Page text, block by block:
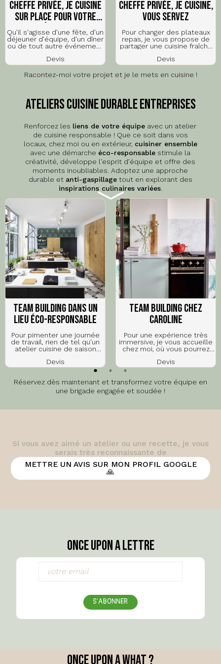
Cheffe privée, je cuisine
sur place pour votre
équipe
Qu'il s'agisse d'une fête, d'un
déjeuner d'équipe, d'un dîner
ou de tout autre événement
m'occupe de tout ! Profitez
de mon expertise culinaire
directement sur…
Devis
Cheffe privée, je cuisine,
vous servez
Pour changer des plateaux
repas, je vous propose de
partager une cuisine fraîche
et savoureux, toujours de
saison.
Je cuisine chez moi, je vous
Devis
Racontez-moi votre projet et je le mets en cuisine !
Ateliers cuisine durable entreprises
Renforcez les liens de votre équipe avec un atelier
de cuisine responsable ! Que ce soit dans vos
locaux, chez moi ou en extérieur, cuisiner ensemble
avec une démarche éco-responsable stimule la
créativité, développe l'esprit d'équipe et offre des
moments inoubliables. Adoptez une approche
durable et anti-gaspillagetout en explorant des
inspirations culinaires variées.
Team building dans un
lieu éco-responsable
Pour pimenter une journée
de travail, rien de tel qu'un
atelier cuisine de saison
responsable !
engagé, de la ferme urbaine
au cottage en…
Devis
Team building chez
Caroline
Pour une expérience très
immersive, je vous accueille
chez moi, où vous pourrez
la maison. Rien de tel pour
créer une bonne ambiance
à…
Devis
Réservez dès maintenant et transformez votre équipe en
une brigade engagée et soudée !
Si vous avez aimé un atelier ou une recette, je vous
serais très reconnaissante de
METTRE UN AVIS SUR MON PROFIL GOOGLE
🙏
Once Upon a Lettre
S'ABONNER
Once Upon a What ?